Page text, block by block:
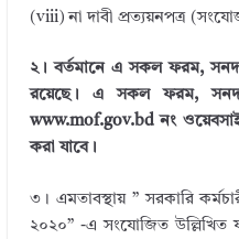
(viii) না দাবী প্রত্যয়নপত্র
২। বর্তমানে এ সকল ফরম, সনদ
রয়েছে। এ সকল ফরম, সনদ
www.mof.gov.bd নং
করা যাবে।
৩। এমতাবস্থায় ” সরকারি
২০২০” -এ সংযোজিত